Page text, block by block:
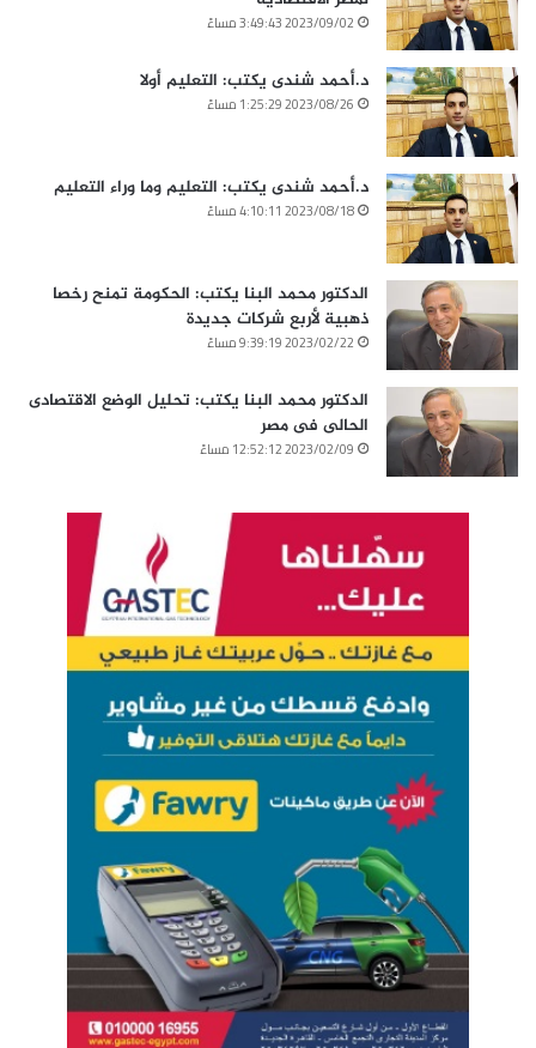
2023/09/02 3:49:43 مساءً
د.أحمد شندى يكتب: التعليم أولا
2023/08/26 1:25:29 مساءً
د.أحمد شندى يكتب: التعليم وما وراء التعليم
2023/08/18 4:10:11 مساءً
الدكتور محمد البنا يكتب: الحكومة تمنح رخصا
ذهبية لأربع شركات جديدة
2023/02/22 9:39:19 مساءً
الدكتور محمد البنا يكتب: تحليل الوضع الاقتصادى
الحالى فى مصر
2023/02/09 12:52:12 مساءً